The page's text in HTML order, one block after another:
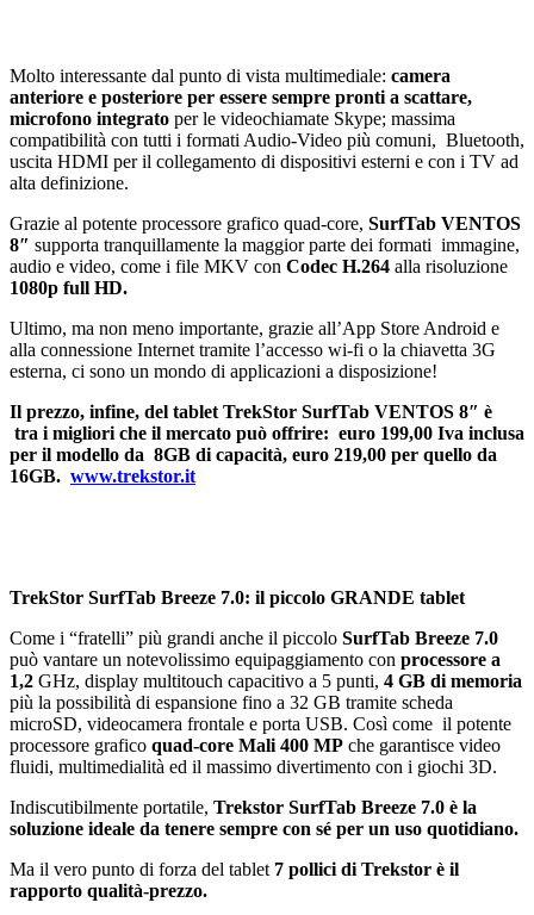
Molto interessante dal punto di vista multimediale: camera
anteriore e posteriore per essere sempre pronti a scattare,
microfono integrato per le videochiamate Skype; massima
compatibilità con tutti i formati Audio-Video più comuni, Bluetooth,
uscita HDMI per il collegamento di dispositivi esterni e con i TV ad
alta definizione.
Grazie al potente processore grafico quad-core, SurfTab VENTOS
8″ supporta tranquillamente la maggior parte dei formati immagine,
audio e video, come i file MKV con Codec H.264 alla risoluzione
1080p full HD.
Ultimo, ma non meno importante, grazie all’App Store Android e
alla connessione Internet tramite l’accesso wi-fi o la chiavetta 3G
esterna, ci sono un mondo di applicazioni a disposizione!
Il prezzo, infine, del tablet TrekStor SurfTab VENTOS 8″ è
tra i migliori che il mercato può offrire: euro 199,00 Iva inclusa
per il modello da 8GB di capacità, euro 219,00 per quello da
16GB. www.trekstor.it
TrekStor SurfTab Breeze 7.0: il piccolo GRANDE tablet
Come i “fratelli” più grandi anche il piccolo SurfTab Breeze 7.0
può vantare un notevolissimo equipaggiamento con processore a
1,2 GHz, display multitouch capacitivo a 5 punti, 4 GB di memoria
più la possibilità di espansione fino a 32 GB tramite scheda
microSD, videocamera frontale e porta USB. Così come il potente
processore grafico quad-core Mali 400 MP che garantisce video
fluidi, multimedialità ed il massimo divertimento con i giochi 3D.
Indiscutibilmente portatile, Trekstor SurfTab Breeze 7.0 è la
soluzione ideale da tenere sempre con sé per un uso quotidiano.
Ma il vero punto di forza del tablet 7 pollici di Trekstor è il
rapporto qualità-prezzo.